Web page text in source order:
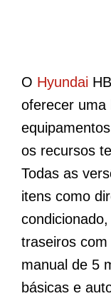
O Hyundai
oferecer uma
os recursos
Todas as
itens como
traseiros
manual de 5
básicas e